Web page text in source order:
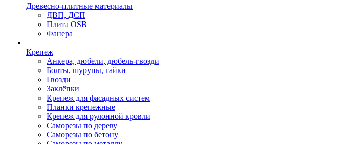
Древесно-плитные материалы
ДВП, ДСП
Плита OSB
Фанера
Крепеж
Анкера, дюбели, дюбель-гвозди
Болты, шурупы, гайки
Гвозди
Заклёпки
Крепеж для фасадных систем
Планки крепежные
Крепеж для рулонной кровли
Саморезы по дереву
Саморезы по бетону